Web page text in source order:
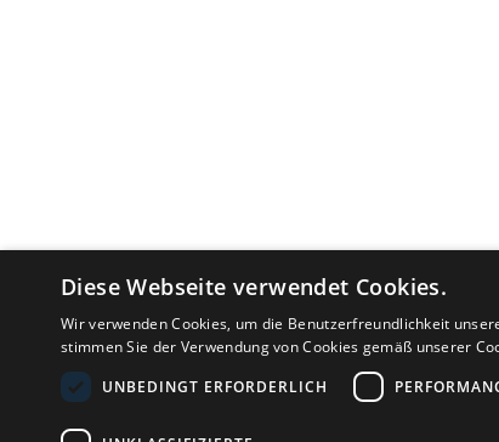
MEINUNG FAQ AGB
Diese Webseite verwendet Cookies.
Wir verwenden Cookies, um die Benutzerfreundlichkeit
stimmen Sie der Verwendung von Cookies gemäß unserer
UNBEDINGT ERFORDERLICH